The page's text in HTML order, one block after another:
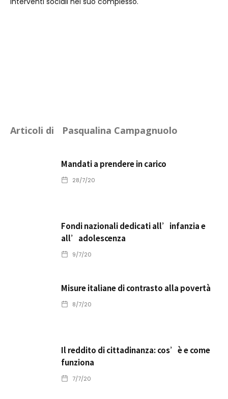
Articoli di Pasqualina Campagnuolo
Mandati a prendere in carico
28/7/20
Fondi nazionali dedicati all’infanzia e
all’adolescenza
9/7/20
Misure italiane di contrasto alla povertà
8/7/20
Il reddito di cittadinanza: cos’è e come
funziona
7/7/20